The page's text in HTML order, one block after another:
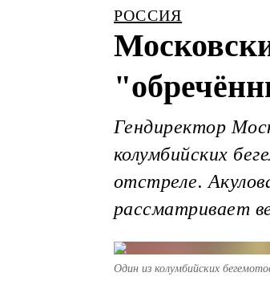
РОССИЯ
Гендиректор
колумбийских
отстреле.
рассматривает
Один из колумбийских